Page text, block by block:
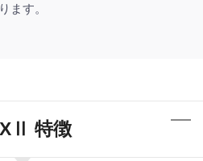
ます。
特徴